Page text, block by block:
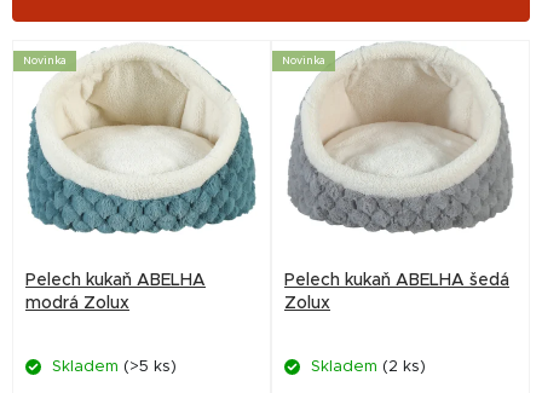
V
o
Novinka
Pelech kukaň ABELHA
modrá Zolux
Skladem (>5 ks)
Novinka
Pelech kukaň ABELHA šedá
Zolux
Skladem (2 ks)